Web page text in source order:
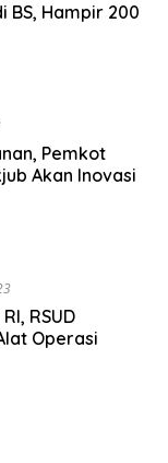
BS, Hampir 200
Pemkot
Akan Inovasi
RSUD
Operasi